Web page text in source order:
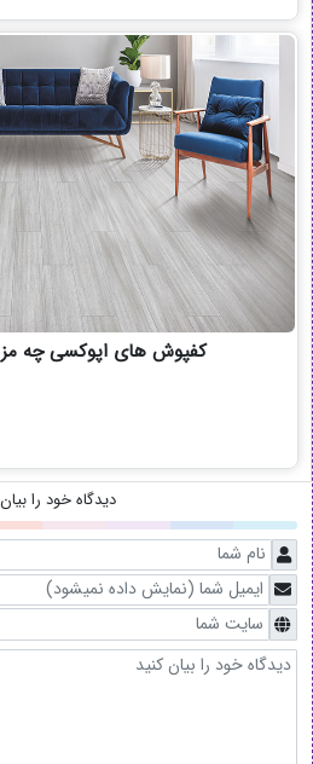
کفپوش های اپوکسی چه
دیدگاه خود را